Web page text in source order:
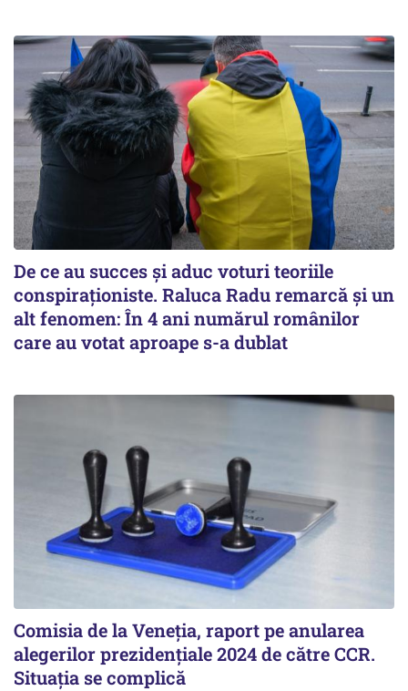
De ce au succes și aduc voturi teoriile
conspiraționiste. Raluca Radu remarcă și un
alt fenomen: În 4 ani numărul românilor
care au votat aproape s-a dublat
Comisia de la Veneția, raport pe anularea
alegerilor prezidențiale 2024 de către CCR.
Situația se complică